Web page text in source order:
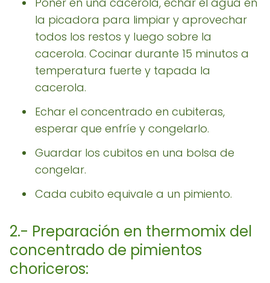
la picadora para limpiar y aprovechar
todos los restos y luego sobre la
cacerola. Cocinar durante 15 minutos a
temperatura fuerte y tapada la
cacerola.
Echar el concentrado en cubiteras,
esperar que enfríe y congelarlo.
Guardar los cubitos en una bolsa de
congelar.
Cada cubito equivale a un pimiento.
2.- Preparación en thermomix del
concentrado de pimientos
choriceros: